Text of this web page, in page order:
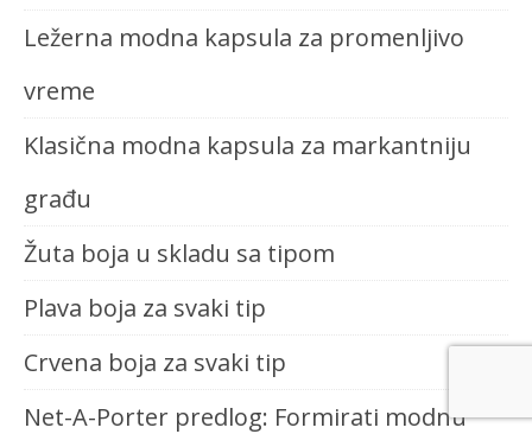
Ležerna modna kapsula za promenljivo
vreme
Klasična modna kapsula za markantniju
građu
Žuta boja u skladu sa tipom
Plava boja za svaki tip
Crvena boja za svaki tip
Net-A-Porter predlog: Formirati modnu